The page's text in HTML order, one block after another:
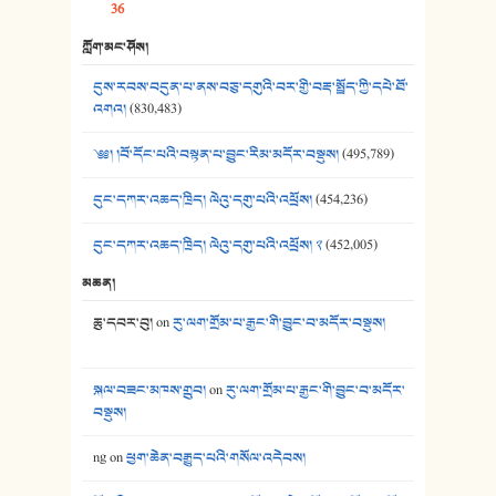
36
ཀློག་མང་ཤོས།
དུས་རབས་བདུན་པ་ནས་བཅུ་དགུའི་བར་གྱི་བརྡ་སྤྲོད་ཀྱི་དཔེ་ཐོ་
འགའ།(830,483)
༄༅། །བོ་དོང་པའི་བསྟན་པ་བྱུང་རིམ་མདོར་བསྡུས།(495,789)
དུང་དཀར་འཆད་ཁྲིད། ལེའུ་དགུ་པའི་འཕྲོས།(454,236)
དུང་དཀར་འཆད་ཁྲིད། ལེའུ་དགུ་པའི་འཕྲོས། ༢(452,005)
མཆན།
ཆུ་དབར་བུ།onརུ་ལག་གྲོམ་པ་རྒྱང་གི་བྱུང་བ་མདོར་བསྡུས།
སྐལ་བཟང་མཁས་གྲུབ།onརུ་ལག་གྲོམ་པ་རྒྱང་གི་བྱུང་བ་མདོར་
བསྡུས།
ngonཕྱག་ཆེན་བརྒྱུད་པའི་གསོལ་འདེབས།